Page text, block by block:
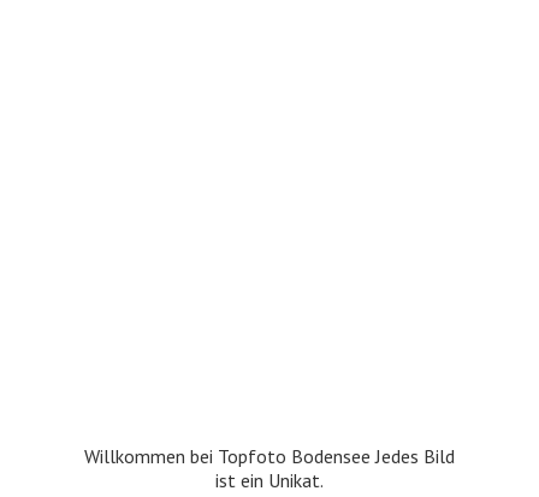
Willkommen bei Topfoto Bodensee Jedes Bild
ist ein Unikat.